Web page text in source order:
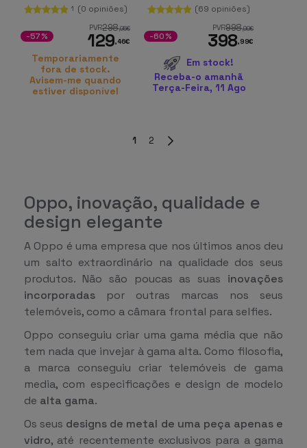
1 (0 opiniões)
PVR298,95€
129,46€
-57%
Temporariamente
fora de stock.
Avisem-me quando
estiver disponível
(69 opiniões)
PVR998,99€
398,99€
-60%
Em stock!
Receba-o amanhã
Terça-Feira, 11 Ago
1 2
Oppo, inovação, qualidade e
design elegante
A Oppo é uma empresa que nos últimos anos deu
um salto extraordinário na qualidade dos seus
produtos. Não são poucas as suas inovações
incorporadas por outras marcas nos seus
telemóveis, como a câmara frontal para selfies.
Oppo conseguiu criar uma gama média que não
tem nada que invejar à gama alta. Como filosofia,
a marca conseguiu criar telemóveis de gama
media, com especificações e design de modelo
de alta gama.
Os seus designs de metal de uma peça apenas e
vidro, até recentemente exclusivos para a gama